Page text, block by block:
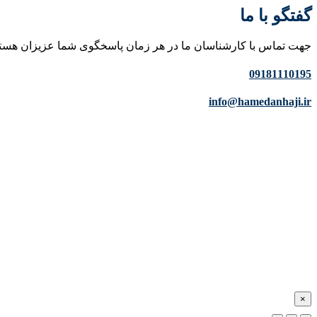
گفتگو با ما
جهت تماس با کارشناسان ما در هر زمان پاسخگوی شما عزیزان
09181110195
info@hamedanhaji.ir
×